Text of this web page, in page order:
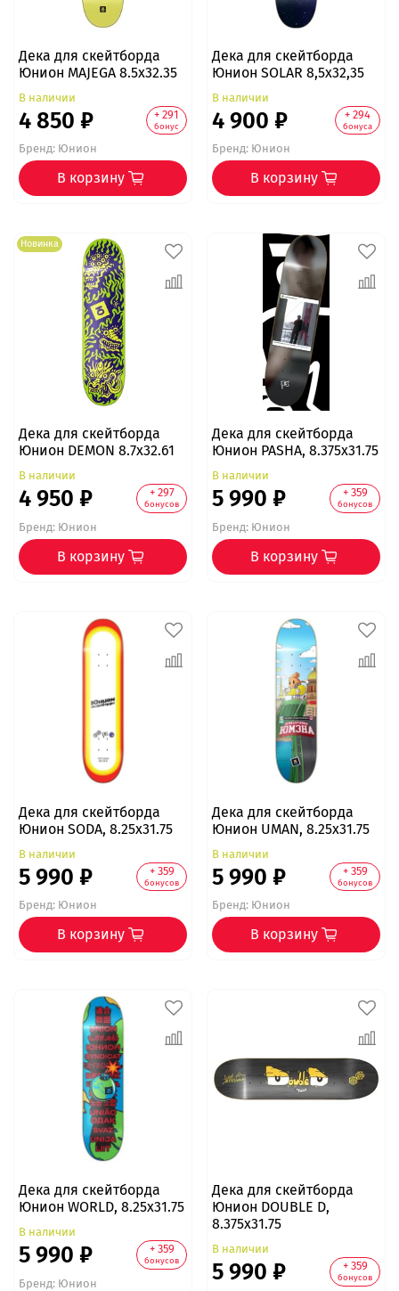
Дека для скейтборда
Юнион MAJEGA 8.5x32.35
В наличии
4 850 ₽ + 291
бонус
Бренд:Юнион
В корзину
Дека для скейтборда
Юнион SOLAR 8,5x32,35
В наличии
4 900 ₽ + 294
бонуса
Бренд:Юнион
В корзину
Новинка
Дека для скейтборда
Юнион DEMON 8.7x32.61
В наличии
4 950 ₽ + 297
бонусов
Бренд:Юнион
В корзину
Дека для скейтборда
Юнион PASHA, 8.375x31.75
В наличии
5 990 ₽ + 359
бонусов
Бренд:Юнион
В корзину
Дека для скейтборда
Юнион SODA, 8.25x31.75
В наличии
5 990 ₽ + 359
бонусов
Бренд:Юнион
В корзину
Дека для скейтборда
Юнион UMAN, 8.25x31.75
В наличии
5 990 ₽ + 359
бонусов
Бренд:Юнион
В корзину
Дека для скейтборда
Юнион WORLD, 8.25x31.75
В наличии
5 990 ₽ + 359
бонусов
Бренд:Юнион
Дека для скейтборда
Юнион DOUBLE D,
8.375x31.75
В наличии
5 990 ₽ + 359
бонусов